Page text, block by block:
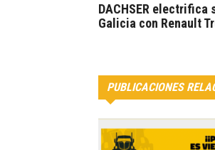
DACHSER electrifica
Galicia con Renault
PUBLICACIONES